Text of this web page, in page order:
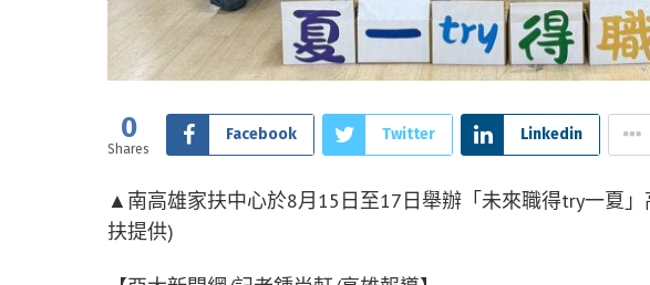
0
Shares
Facebook Twitter Linkedin
▲南高雄家扶中心於8月15日至17日舉辦「未來職得try一夏
扶提供)